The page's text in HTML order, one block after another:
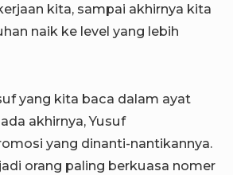
kita, sampai akhirnya kita
naik ke level yang lebih
yang kita baca dalam ayat
akhirnya, Yusuf
yang dinanti-nantikannya.
orang paling berkuasa nomer